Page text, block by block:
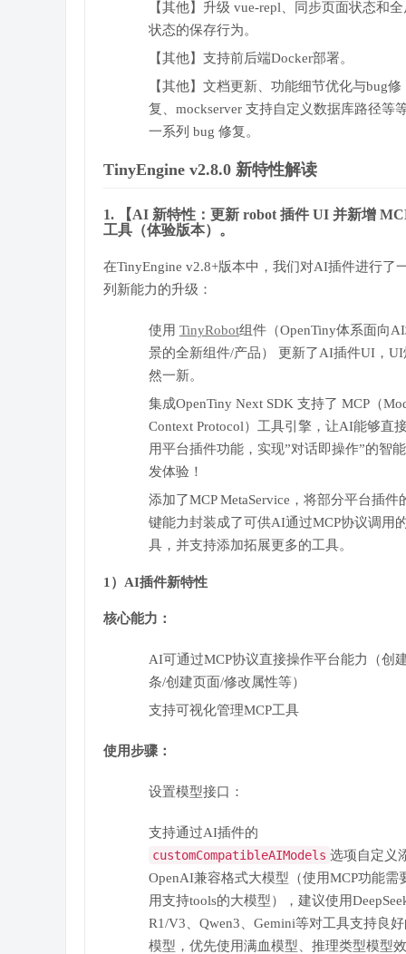
【其他】升级 vue-repl、同步页面状态和全
状态的保存行为。
【其他】支持前后端Docker部署。
【其他】文档更新、功能细节优化与bug修
复、mockserver 支持自定义数据库路径等
一系列 bug 修复。
TinyEngine v2.8.0 新特性解读
1. 【AI 新特性：更新 robot 插件 UI 并新增
工具（体验版本）。
在TinyEngine v2.8+版本中，我们对AI插件进行了
列新能力的升级：
使用 TinyRobot组件（OpenTiny体系面向
景的全新组件/产品） 更新了AI插件UI，UI
然一新。
集成OpenTiny Next SDK 支持了 MCP（
Context Protocol）工具引擎，让AI能够直
用平台插件功能，实现”对话即操作”的智
发体验！
添加了MCP MetaService，将部分平台插件
键能力封装成了可供AI通过MCP协议调用
具，并支持添加拓展更多的工具。
1）AI插件新特性
核心能力：
AI可通过MCP协议直接操作平台能力（创
条/创建页面/修改属性等）
支持可视化管理MCP工具
使用步骤：
设置模型接口：
支持通过AI插件的
customCompatibleAIModels 选项自定义
OpenAI兼容格式大模型（使用MCP功能需
用支持tools的大模型），建议使用
R1/V3、Qwen3、Gemini等对工具支持良好
模型，优先使用满血模型、推理类型模型